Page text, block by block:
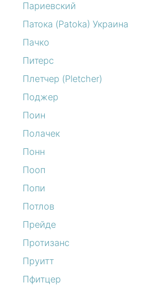
Париевский
Патока (Patoka) Украина
Пачко
Питерс
Плетчер (Pletcher)
Поджер
Поин
Полачек
Понн
Пооп
Попи
Потлов
Прейде
Протизанс
Пруитт
Пфитцер